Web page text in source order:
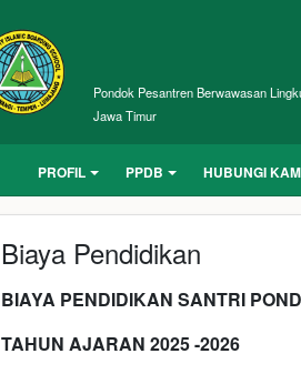
Pondok Pesantren Berwawasan
Jawa Timur
PROFIL PPDB HUBUNGI
Biaya Pendidikan
BIAYA PENDIDIKAN SANTRI
TAHUN AJARAN 2025 -2026